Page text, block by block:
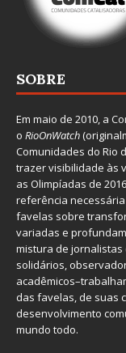
SOBRE
Em maio de 2010, a
o RioOnWatch
Comunidades do Rio
trazer visibilidade às
as Olimpíadas de
referência
favelas sobre
variadas e
mistura de
solidários,
das favelas, de suas
desenvolvimento
mundo todo.